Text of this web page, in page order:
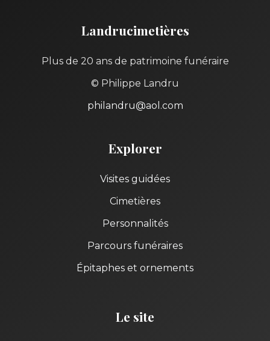
Landrucimetières
Plus de 20 ans de patrimoine funéraire
© Philippe Landru
philandru@aol.com
Explorer
Visites guidées
Cimetières
Personnalités
Parcours funéraires
Épitaphes et ornements
Le site